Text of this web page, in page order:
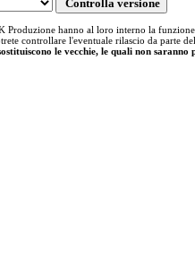
Produzione hanno al loro interno la
controllare l'eventuale rilascio da parte
le vecchie, le quali non saranno